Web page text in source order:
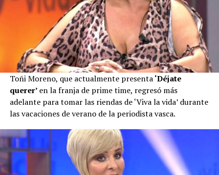
Toñi Moreno, que actualmente presenta‘Déjate
querer’ en la franja de prime time, regresó más
adelante para tomar las riendas de ‘Viva la vida’ durante
las vacaciones de verano de la periodista vasca.